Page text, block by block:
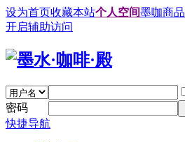
设为首页收藏本站个人空间墨咖商品
开启辅助访问
密码
快捷导航